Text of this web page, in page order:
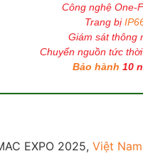
Công nghệ One-
Trang bị
Giám sát thông
Chuyển nguồn tức
Bảo hành 10
EXPO 2025, Việt